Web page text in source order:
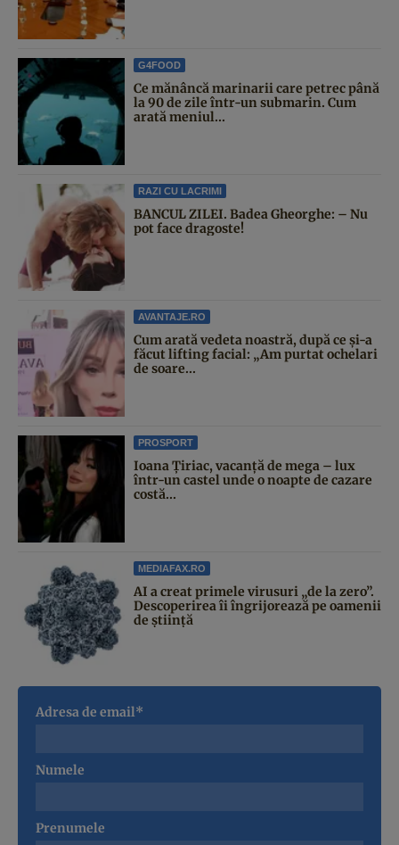
G4FOOD
Ce mănâncă marinarii care petrec până
la 90 de zile într-un submarin. Cum
arată meniul...
RAZI CU LACRIMI
BANCUL ZILEI. Badea Gheorghe: – Nu
pot face dragoste!
AVANTAJE.RO
Cum arată vedeta noastră, după ce și-a
făcut lifting facial: „Am purtat ochelari
de soare...
PROSPORT
Ioana Țiriac, vacanță de mega – lux
într-un castel unde o noapte de cazare
costă...
MEDIAFAX.RO
AI a creat primele virusuri „de la zero”.
Descoperirea îi îngrijorează pe oamenii
de știință
Adresa de email*
Numele
Prenumele